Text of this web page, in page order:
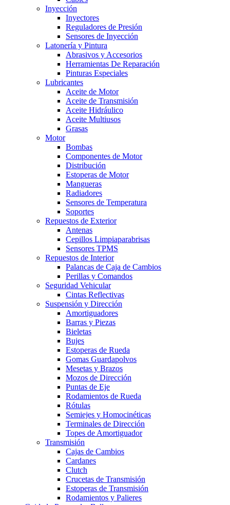
Inyección
Inyectores
Reguladores de Presión
Sensores de Inyección
Latonería y Pintura
Abrasivos y Accesorios
Herramientas De Reparación
Pinturas Especiales
Lubricantes
Aceite de Motor
Aceite de Transmisión
Aceite Hidráulico
Aceite Multiusos
Grasas
Motor
Bombas
Componentes de Motor
Distribución
Estoperas de Motor
Mangueras
Radiadores
Sensores de Temperatura
Soportes
Repuestos de Exterior
Antenas
Cepillos Limpiaparabrisas
Sensores TPMS
Repuestos de Interior
Palancas de Caja de Cambios
Perillas y Comandos
Seguridad Vehicular
Cintas Reflectivas
Suspensión y Dirección
Amortiguadores
Barras y Piezas
Bieletas
Bujes
Estoperas de Rueda
Gomas Guardapolvos
Mesetas y Brazos
Mozos de Dirección
Puntas de Eje
Rodamientos de Rueda
Rótulas
Semiejes y Homocinéticas
Terminales de Dirección
Topes de Amortiguador
Transmisión
Cajas de Cambios
Cardanes
Clutch
Crucetas de Transmisión
Estoperas de Transmisión
Rodamientos y Palieres